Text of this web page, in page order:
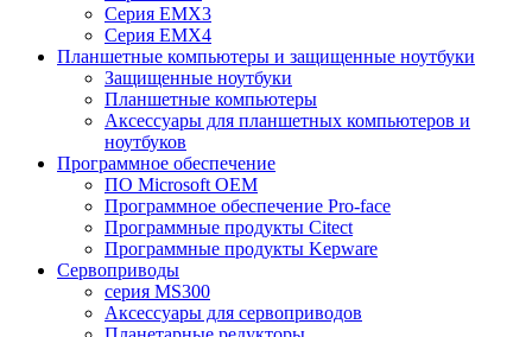
Серия EMX3
Серия EMX4
Планшетные компьютеры и защищенные ноутбуки
Защищенные ноутбуки
Планшетные компьютеры
Аксессуары для планшетных компьютеров и
ноутбуков
Программное обеспечение
ПО Microsoft OEM
Программное обеспечение Pro-face
Программные продукты Citect
Программные продукты Kepware
Сервоприводы
серия MS300
Аксессуары для сервоприводов